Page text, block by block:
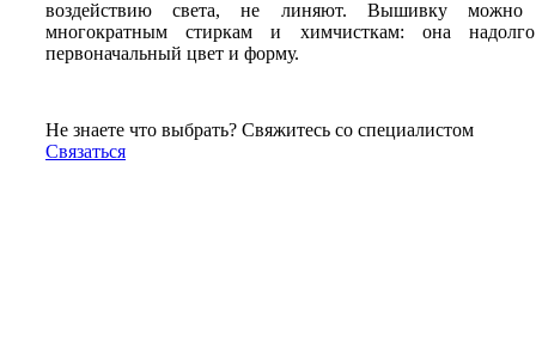
воздействию света, не линяют. Вышивку можно
многократным стиркам и химчисткам: она надолго
первоначальный цвет и форму.
Не знаете что выбрать? Свяжитесь со специалистом
Связаться